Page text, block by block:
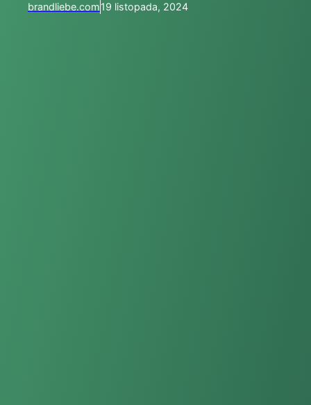
brandliebe.com19 listopada, 2024